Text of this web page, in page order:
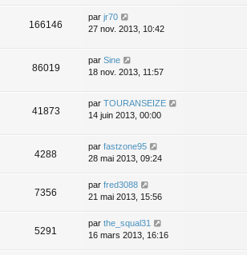
166146
par jr70
27 nov. 2013, 10:42
86019
par Sine
18 nov. 2013, 11:57
41873
par TOURANSEIZE
14 juin 2013, 00:00
4288
par fastzone95
28 mai 2013, 09:24
7356
par fred3088
21 mai 2013, 15:56
5291
par the_squal31
16 mars 2013, 16:16